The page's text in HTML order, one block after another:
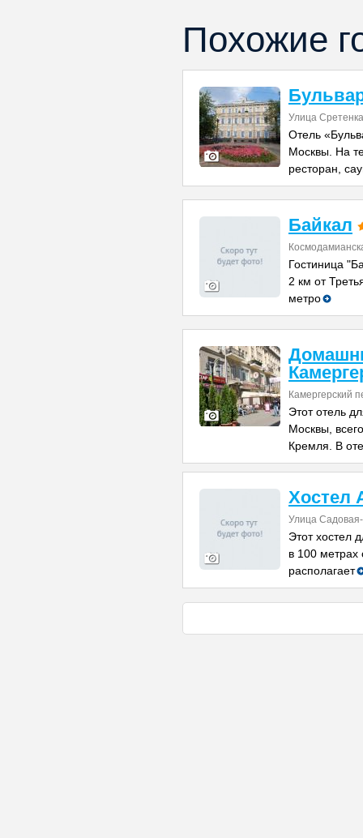
Похожие
Улица
Отель
Москвы. На
ресторан,
Байкал
Гостиница
2 км от
метро
Камергерский
Этот отель
Москвы,
Кремля. В
Хостел
Улица
Этот хостел
в 100 метрах
располагает